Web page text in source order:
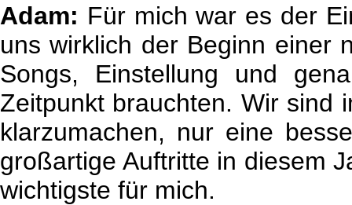
Adam: Für mich war es der
uns wirklich der Beginn einer
Songs, Einstellung und
Zeitpunkt brauchten. Wir sind
klarzumachen, nur eine
großartige Auftritte in diesem
wichtigste für mich.